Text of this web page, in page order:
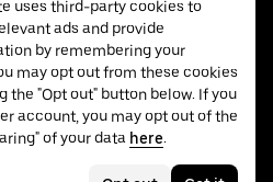
uses third-party cookies to
ads and provide
by remembering your
may opt out from these cookies
the "Opt out" button below. If you
account, you may opt out of the
of your data here.